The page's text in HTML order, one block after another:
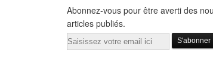
Abonnez-vous pour être averti des
articles publiés.
Email